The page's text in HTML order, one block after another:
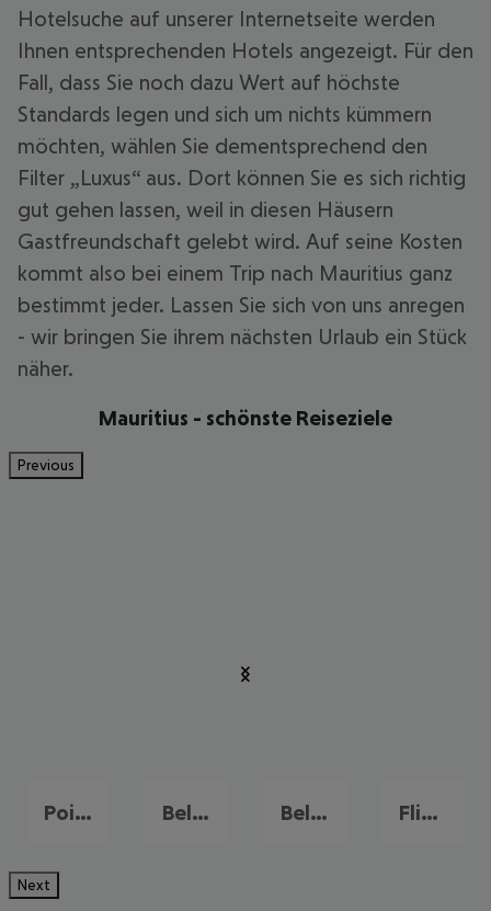
Hotelsuche auf unserer Internetseite werden
Ihnen entsprechenden Hotels angezeigt. Für den
Fall, dass Sie noch dazu Wert auf höchste
Standards legen und sich um nichts kümmern
möchten, wählen Sie dementsprechend den
Filter „Luxus“ aus. Dort können Sie es sich richtig
gut gehen lassen, weil in diesen Häusern
Gastfreundschaft gelebt wird. Auf seine Kosten
kommt also bei einem Trip nach Mauritius ganz
bestimmt jeder. Lassen Sie sich von uns anregen
- wir bringen Sie ihrem nächsten Urlaub ein Stück
näher.
Mauritius - schönste Reiseziele
Previous
Pointe aux Piments Bel Ombre Belle Mare Flic en Flac
Next